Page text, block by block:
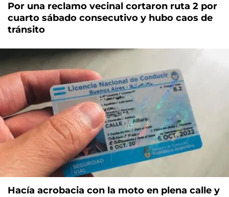
Por una reclamo vecinal cortaron ruta 2 por
cuarto sábado consecutivo y hubo caos de
tránsito
Hacía acrobacia con la moto en plena calle y